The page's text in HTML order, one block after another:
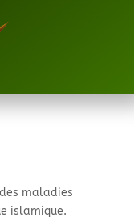
maladies
islamique.